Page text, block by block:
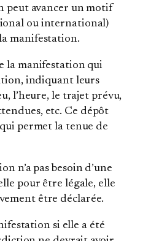
peut avancer un motif
ou international)
manifestation.
la manifestation qui
indiquant leurs
l’heure, le trajet prévu,
etc. Ce dépôt
permet la tenue de
n’a pas besoin d’une
pour être légale, elle
être déclarée.
si elle a été